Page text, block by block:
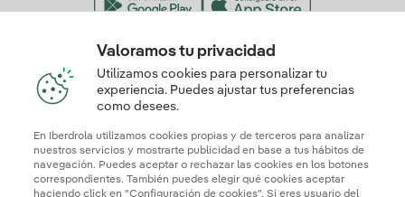
Nuestros certificados de confianza
Valoramos tu privacidad
Utilizamos cookies para personalizar tu
experiencia. Puedes ajustar tus preferencias
como desees.
En Iberdrola utilizamos cookies propias y de terceros para analizar
nuestros servicios y mostrarte publicidad en base a tus hábitos de
navegación. Puedes aceptar o rechazar las cookies en los botones
correspondientes. También puedes elegir qué cookies aceptar
haciendo click en "Configuración de cookies". Si eres usuario del